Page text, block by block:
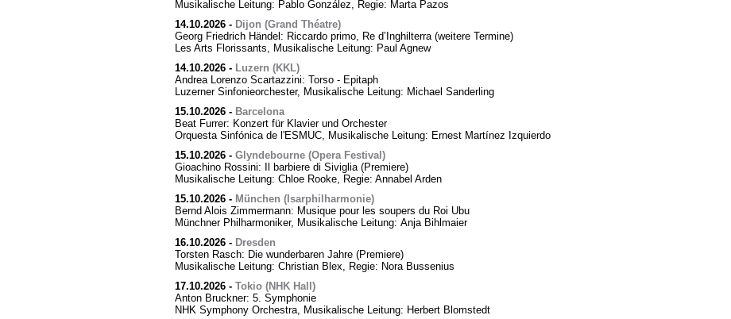
Musikalische Leitung: Pablo González, Regie: Marta Pazos
14.10.2026- Dijon (Grand Théatre)
Georg Friedrich Händel: Riccardo primo, Re d’Inghilterra (weitere Termine)
Les Arts Florissants, Musikalische Leitung: Paul Agnew
14.10.2026- Luzern (KKL)
Andrea Lorenzo Scartazzini: Torso - Epitaph
Luzerner Sinfonieorchester, Musikalische Leitung: Michael Sanderling
15.10.2026- Barcelona
Beat Furrer: Konzert für Klavier und Orchester
Orquesta Sinfónica de l'ESMUC, Musikalische Leitung: Ernest Martínez Izquierdo
15.10.2026- Glyndebourne (Opera Festival)
Gioachino Rossini: Il barbiere di Siviglia (Premiere)
Musikalische Leitung: Chloe Rooke, Regie: Annabel Arden
15.10.2026- München (Isarphilharmonie)
Bernd Alois Zimmermann: Musique pour les soupers du Roi Ubu
Münchner Philharmoniker, Musikalische Leitung: Anja Bihlmaier
16.10.2026- Dresden
Torsten Rasch: Die wunderbaren Jahre (Premiere)
Musikalische Leitung: Christian Blex, Regie: Nora Bussenius
17.10.2026- Tokio (NHK Hall)
Anton Bruckner: 5. Symphonie
NHK Symphony Orchestra, Musikalische Leitung: Herbert Blomstedt